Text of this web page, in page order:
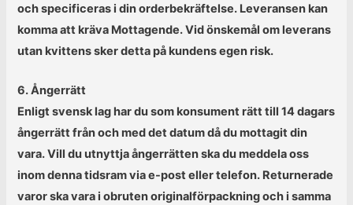
och specificeras i din orderbekräftelse. Leveransen kan
komma att kräva Mottagende. Vid önskemål om leverans
utan kvittens sker detta på kundens egen risk.
6. Ångerrätt
Enligt svensk lag har du som konsument rätt till 14 dagars
ångerrätt från och med det datum då du mottagit din
vara. Vill du utnyttja ångerrätten ska du meddela oss
inom denna tidsram via e-post eller telefon. Returnerade
varor ska vara i obruten originalförpackning och i samma